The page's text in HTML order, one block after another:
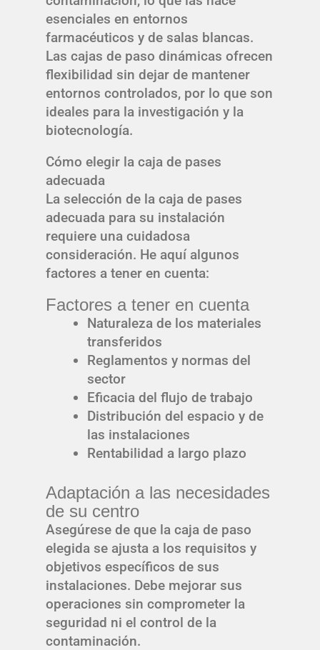
esenciales en entornos
farmacéuticos y de salas blancas.
Las cajas de paso dinámicas ofrecen
flexibilidad sin dejar de mantener
entornos controlados, por lo que son
ideales para la investigación y la
biotecnología.
Cómo elegir la caja de pases
adecuada
La selección de la caja de pases
adecuada para su instalación
requiere una cuidadosa
consideración. He aquí algunos
factores a tener en cuenta:
Factores a tener en cuenta
Naturaleza de los materiales
transferidos
Reglamentos y normas del
sector
Eficacia del flujo de trabajo
Distribución del espacio y de
las instalaciones
Rentabilidad a largo plazo
Adaptación a las necesidades
de su centro
Asegúrese de que la caja de paso
elegida se ajusta a los requisitos y
objetivos específicos de sus
instalaciones. Debe mejorar sus
operaciones sin comprometer la
seguridad ni el control de la
contaminación.